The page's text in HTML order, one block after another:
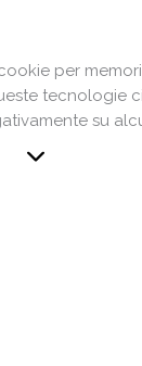
per
tecnologie
su